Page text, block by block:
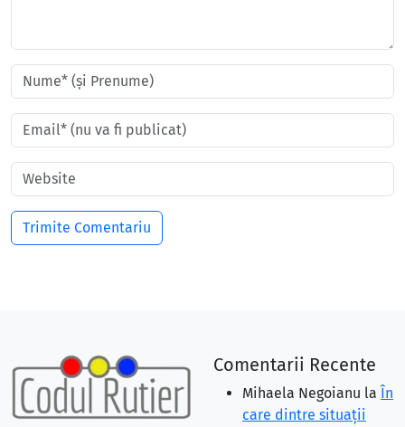
Comentarii Recente
Mihaela Negoianu la În
care dintre situaţii